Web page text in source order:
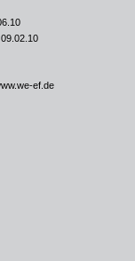
ef.de